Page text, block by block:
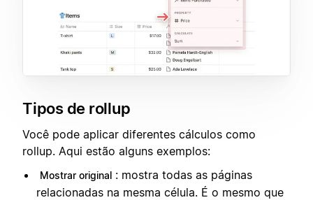
Tipos de rollup
Você pode aplicar diferentes cálculos como
rollup. Aqui estão alguns exemplos:
Mostrar original : mostra todas as páginas
relacionadas na mesma célula. É o mesmo que